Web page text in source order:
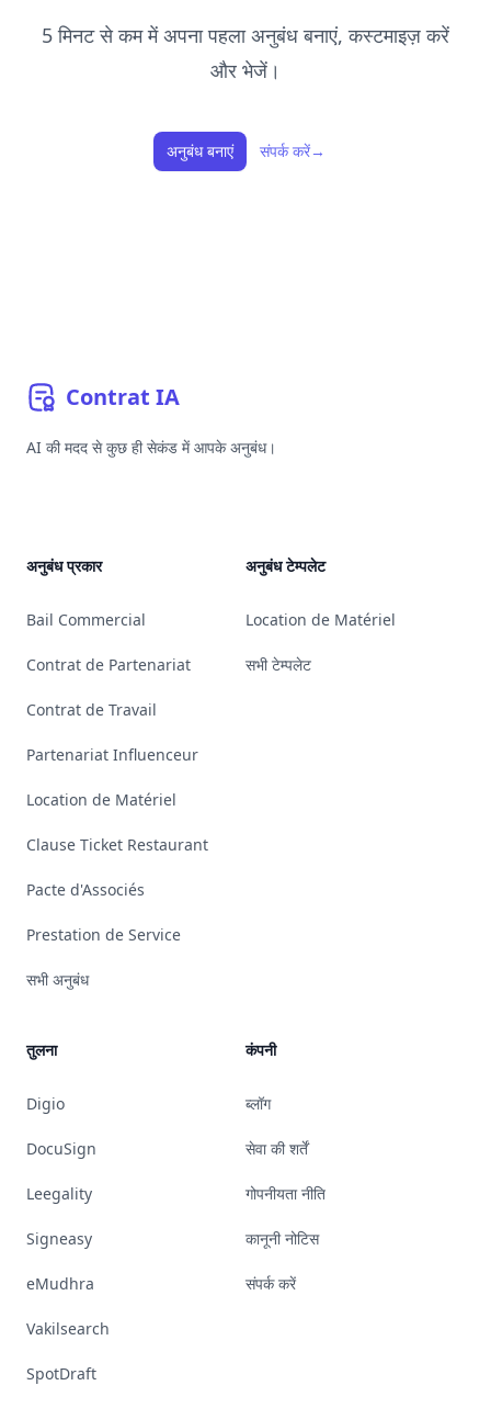
5 मिनट से कम में अपना पहला अनुबंध बनाएं, कस्टमाइज़ करें
और भेजें।
अनुबंध बनाएं संपर्क करें→
Contrat IA
AI की मदद से कुछ ही सेकंड में आपके अनुबंध।
अनुबंध प्रकार
Bail Commercial
Contrat de Partenariat
Contrat de Travail
Partenariat Influenceur
Location de Matériel
Clause Ticket Restaurant
Pacte d'Associés
Prestation de Service
सभी अनुबंध
अनुबंध टेम्पलेट
Location de Matériel
सभी टेम्पलेट
तुलना
Digio
DocuSign
Leegality
Signeasy
eMudhra
Vakilsearch
SpotDraft
कंपनी
ब्लॉग
सेवा की शर्तें
गोपनीयता नीति
कानूनी नोटिस
संपर्क करें